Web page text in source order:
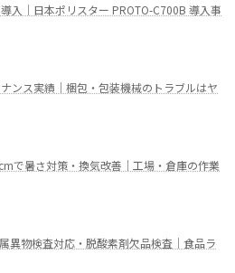
入｜日本ポリスター PROTO-C700B 導入事
ンス実績｜梱包・包装機械のトラブルはヤ
で暑さ対策・換気改善｜工場・倉庫の作業
異物検査対応・脱酸素剤欠品検査｜食品ラ